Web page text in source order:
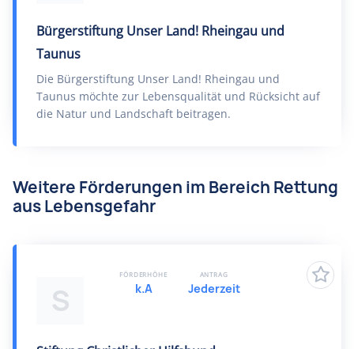
Bürgerstiftung Unser Land! Rheingau und
Taunus
Die Bürgerstiftung Unser Land! Rheingau und
Taunus möchte zur Lebensqualität und Rücksicht auf
die Natur und Landschaft beitragen.
Weitere Förderungen im Bereich Rettung
aus Lebensgefahr
S
FÖRDERHÖHE
k.A
ANTRAG
Jederzeit